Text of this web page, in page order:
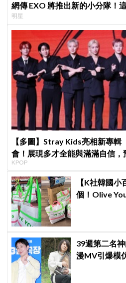
網傳 EXO 將推出新的小分隊！
明星
【多圖】Stray Kids亮相新專
會！展現多才全能與滿滿自信，
日音樂圈
KPOP
【K社韓國
個！Olive
39週第二名
漫MV引爆模